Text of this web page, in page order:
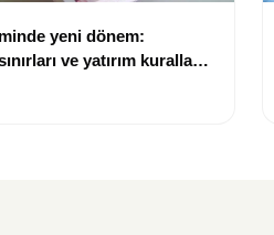
yeni dönem:
ve yatırım kuralları